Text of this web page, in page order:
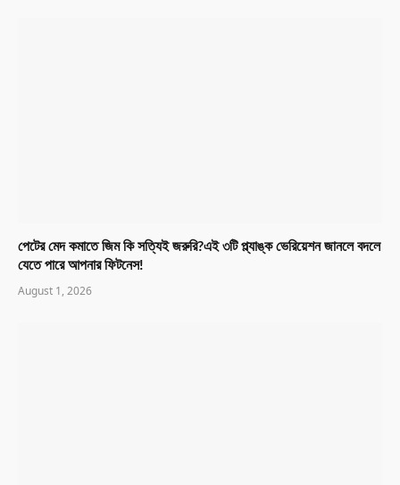
পেটের মেদ কমাতে জিম কি সত্যিই জরুরি?এই ৩টি প্ল্যাঙ্ক ভেরিয়েশন জানলে বদলে
যেতে পারে আপনার ফিটনেস!
August 1, 2026